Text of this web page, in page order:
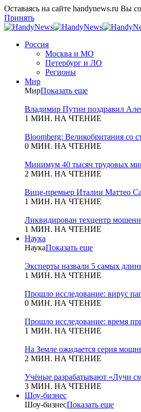
Оставаясь на сайте handynews.ru Вы
Принять
Россия
Москва и МО
Петербург и ЛО
Регионы
Мир
МирПоказать еще
Владимир Путин поздравил
1 МИН. НА ЧТЕНИЕ
Bloomberg: Великобритания со
0 МИН. НА ЧТЕНИЕ
Минимум 40 тысяч трудовых
2 МИН. НА ЧТЕНИЕ
Вице-премьер Италии Маттео
1 МИН. НА ЧТЕНИЕ
Ликвидирован техцентр
1 МИН. НА ЧТЕНИЕ
Наука
НаукаПоказать еще
Эксперты назвали 5 самых
1 МИН. НА ЧТЕНИЕ
Прошло исследование: вирус
0 МИН. НА ЧТЕНИЕ
Прошло исследование: время
1 МИН. НА ЧТЕНИЕ
На Земле ожидается серия
2 МИН. НА ЧТЕНИЕ
Учёные разрабатывают «Лучи
3 МИН. НА ЧТЕНИЕ
Шоу-бизнес
Шоу-бизнесПоказать еще